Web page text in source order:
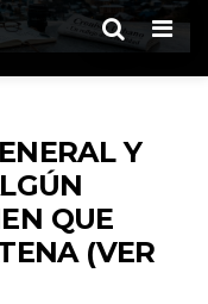
Y
QUE
(VER